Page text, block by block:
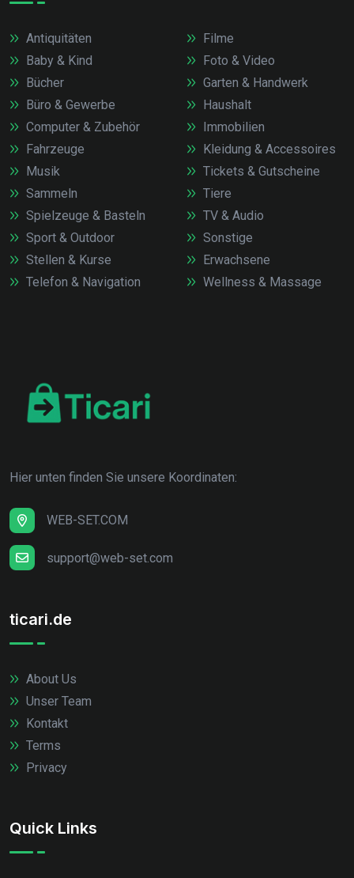
Antiquitäten
Baby & Kind
Bücher
Büro & Gewerbe
Computer & Zubehör
Fahrzeuge
Filme
Foto & Video
Garten & Handwerk
Haushalt
Immobilien
Kleidung & Accessoires
Musik
Sammeln
Spielzeuge & Basteln
Sport & Outdoor
Stellen & Kurse
Telefon & Navigation
Tickets & Gutscheine
Tiere
TV & Audio
Sonstige
Erwachsene
Wellness & Massage
Hier unten finden Sie unsere Koordinaten:
WEB-SET.COM
support@web-set.com
ticari.de
About Us
Unser Team
Kontakt
Terms
Privacy
Quick Links